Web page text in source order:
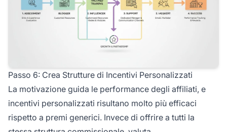
Passo 6: Crea Strutture di Incentivi Personalizzati
La motivazione guida le performance degli affiliati, e
incentivi personalizzati risultano molto più efficaci
rispetto a premi generici. Invece di offrire a tutti la